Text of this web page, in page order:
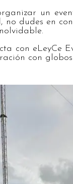
un
no dudes en
con eLeyCe
con